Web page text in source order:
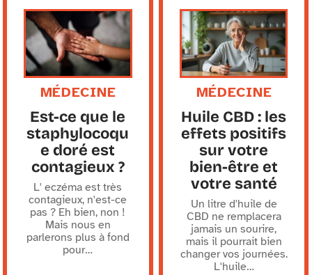
MÉDECINE
Est-ce que le
staphylocoqu
e doré est
contagieux ?
L' eczéma est très
contagieux, n'est-ce
pas ? Eh bien, non !
Mais nous en
parlerons plus à fond
pour…
MÉDECINE
Huile CBD : les
effets positifs
sur votre
bien-être et
votre santé
Un litre d'huile de
CBD ne remplacera
jamais un sourire,
mais il pourrait bien
changer vos journées.
L'huile…